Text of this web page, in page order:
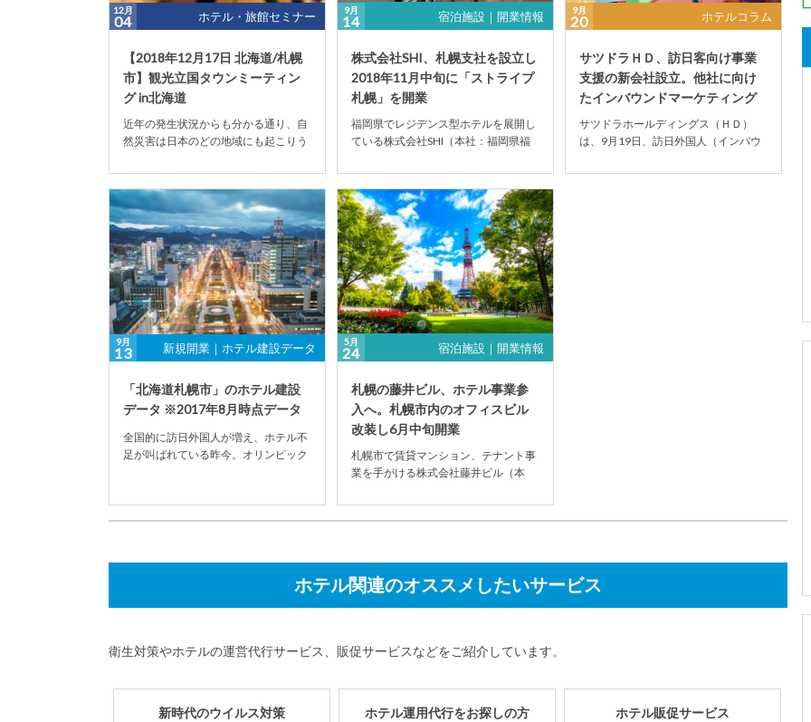
12月
04 ホテル・旅館セミナー
【2018年12月17日 北海道/札幌
市】観光立国タウンミーティン
グ in北海道
近年の発生状況からも分かる通り、自
然災害は日本のどの地域にも起こりう
係者のみならず、自...
9月
14 宿泊施設｜開業情報
株式会社SHI、札幌支社を設立し
2018年11月中旬に「ストライプ
札幌」を開業
福岡県でレジデンス型ホテルを展開し
ている株式会社SHI（本社：福岡県福
社を設立し、20...
9月
20 ホテルコラム
サツドラＨＤ、訪日客向け事業
支援の新会社設立。他社に向け
たインバウンドマーケティング
を
サツドラホールディングス（ＨＤ）
は、9月19日、訪日外国人（インバウ
会社を設立したと発...
9月
13 新規開業｜ホテル建設データ
「北海道札幌市」のホテル建設
データ ※2017年8月時点データ
全国的に訪日外国人が増え、ホテル不
足が叫ばれている昨今。オリンピック
5月
24 宿泊施設｜開業情報
札幌の藤井ビル、ホテル事業参
入へ。札幌市内のオフィスビル
改装し6月中旬開業
札幌市で賃貸マンション、テナント事
業を手がける株式会社藤井ビル（本
將博氏）が、ホテル...
ホテル関連のオススメしたいサービス
衛生対策やホテルの運営代行サービス、販促サービスなどをご紹介しています。
新時代のウイルス対策 ホテル運用代行をお探しの方 ホテル販促サービス